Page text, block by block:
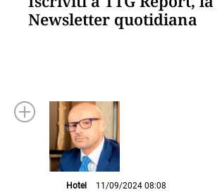
Newsletter quotidiana
Hotel 11/09/2024 08:08